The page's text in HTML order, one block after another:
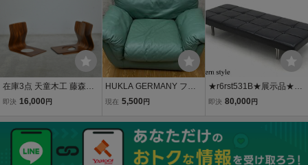
カリモク
在庫3点 天童木工 藤森健
次 ローズウッド材 プライ
ジ b/和モダン 柳宗理 剣持
勇 渡辺力 イサムノグチ 青
林製作所
即決 16,000 円
HUKLA GERMANY フク
ラ 本革 シングルソファ 1
ーソナルソファ グリーン
1人掛けソファ 高級家具
現在 5,500 円
★r6rst531B★展示品★総
本革★レザー★モダン★
掛け★ソファ★ミッドセ
ンチュリー検ポールケア
ホルムカッシーナ
即決 80,000 円